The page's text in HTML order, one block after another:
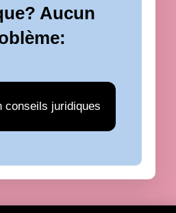
Aucun
conseils juridiques